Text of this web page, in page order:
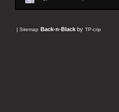
| Sitemap Back-n-Black by TP-crip